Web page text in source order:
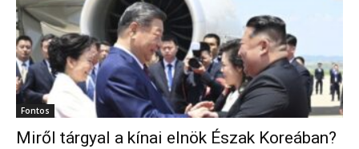
Fontos
Miről tárgyal a kínai elnök Észak Koreában?